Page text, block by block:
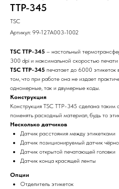
TTP-345
TSC
Артикул: 99-127A003-1002
TSC TTP-345 – настольный
300 dpi и максимальной скоростью
TSC TTP-345 печатает до 6000 этикеток
том, что при работе она не издает
одномерные, так и двумерные коды.
Конструкция
Конструкция TSC TTP-345 сделана таким
поменять расходный материал, будь то
Несколько датчиков
Датчик расстояния между этикетками
Датчик позиционируемый датчик
Датчик открытой печатающей головки
Датчик конца красящей ленты
Опции
Отделитель этикеток